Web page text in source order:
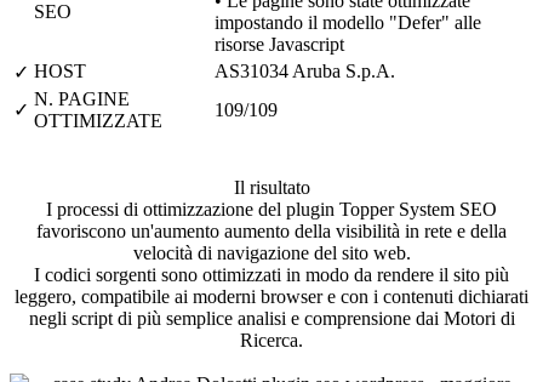
SEO
impostando il modello "Defer" alle
risorse Javascript
✓ HOST
AS31034 Aruba S.p.A.
✓
N. PAGINE
OTTIMIZZATE
109/109
Il risultato
I processi di ottimizzazione del plugin Topper System SEO
favoriscono un'aumento aumento della visibilità in rete e della
velocità di navigazione del sito web.
I codici sorgenti sono ottimizzati in modo da rendere il sito più
leggero, compatibile ai moderni browser e con i contenuti dichiarati
negli script di più semplice analisi e comprensione dai Motori di
Ricerca.